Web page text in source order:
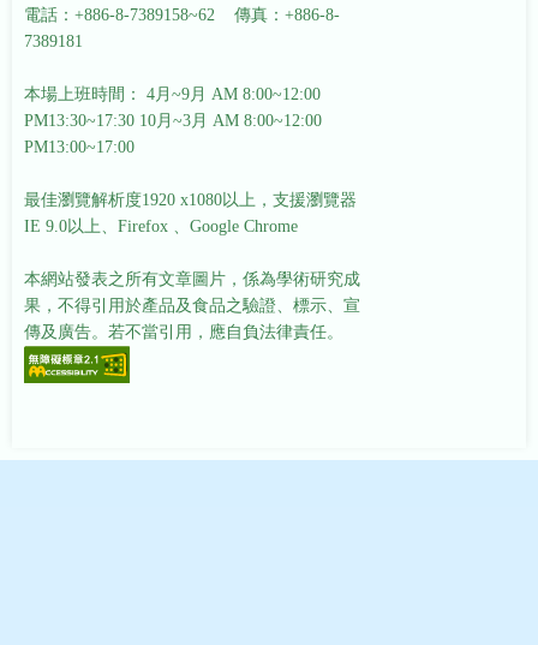
電話：+886-8-7389158~62 傳真：+886-8-
7389181
本場上班時間： 4月~9月 AM 8:00~12:00
PM13:30~17:30 10月~3月 AM 8:00~12:00
PM13:00~17:00
最佳瀏覽解析度1920 x1080以上，支援瀏覽器
IE 9.0以上、Firefox 、Google Chrome
本網站發表之所有文章圖片，係為學術研究成
果，不得引用於產品及食品之驗證、標示、宣
傳及廣告。若不當引用，應自負法律責任。